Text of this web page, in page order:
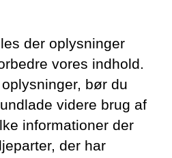
der oplysninger
vores indhold.
bør du
videre brug af
informationer der
der har